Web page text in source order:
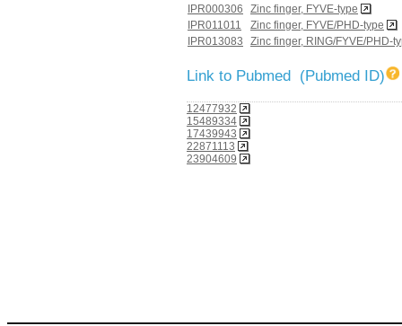
IPR000306
Zinc finger, FYVE-type
IPR011011
Zinc finger, FYVE/PHD-type
IPR013083
Zinc finger, RING/FYVE/PHD-
Link to Pubmed (Pubmed ID)
12477932
15489334
17439943
22871113
23904609